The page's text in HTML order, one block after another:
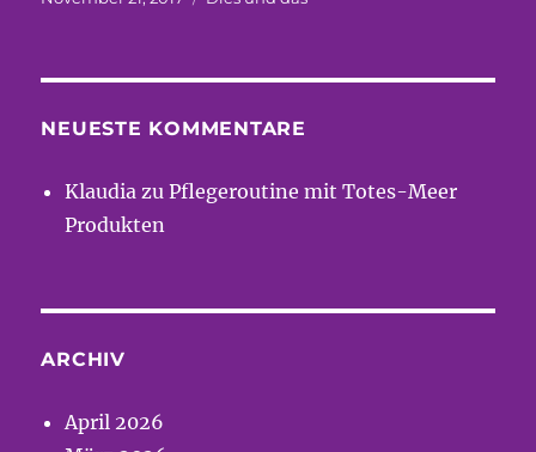
NEUESTE KOMMENTARE
Klaudia zuPflegeroutine mit Totes-Meer
Produkten
ARCHIV
April 2026